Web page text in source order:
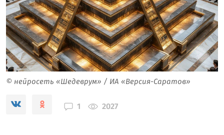
© нейросеть «Шедеврум» / ИА «Версия-Саратов»
1 2027